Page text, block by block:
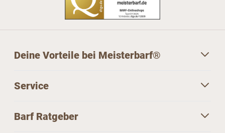
Deine Vorteile bei Meisterbarf®
Service
Barf Ratgeber